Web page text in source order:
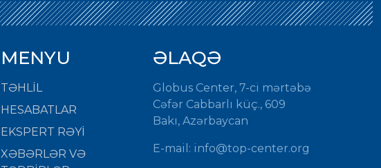
MENYU
TƏHLİL
HESABATLAR
EKSPERT RƏYİ
XƏBƏRLƏR VƏ
ƏLAQƏ
Globus Center, 7-ci mərtəbə
Cəfər Cabbarlı küç., 609
Bakı, Azərbaycan
E-mail: info@top-center.org